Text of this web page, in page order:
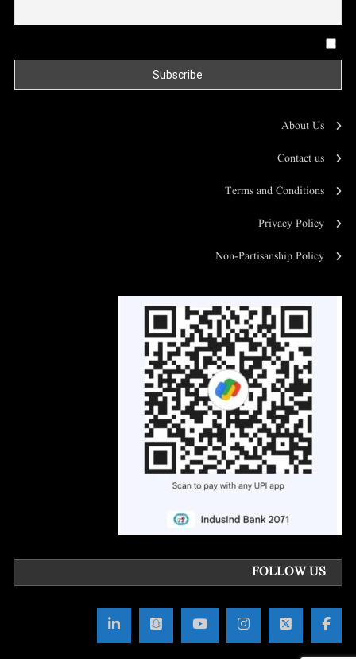
About Us
Contact us
Terms and Conditions
Privacy Policy
Non-Partisanship Policy
FOLLOW US